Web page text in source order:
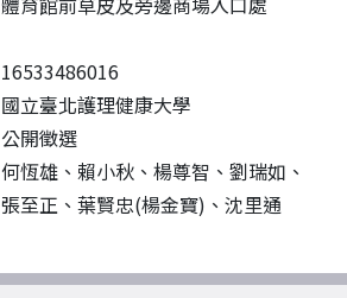
16533486016
國立臺北護理健康大學
公開徵選
何恆雄、賴小秋、楊尊智、劉瑞如、
張至正、葉賢忠(楊金寶)、沈里通